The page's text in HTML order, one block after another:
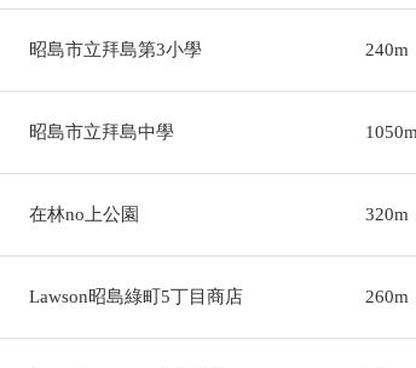
昭島市立拜島第3小學 240m
昭島市立拜島中學
在林no上公園 320m
Lawson昭島綠町5丁目商店 260m